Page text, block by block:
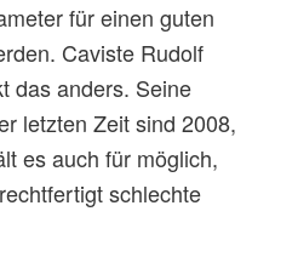
für einen guten
Caviste Rudolf
das anders. Seine
letzten Zeit sind 2008,
es auch für möglich,
schlechte